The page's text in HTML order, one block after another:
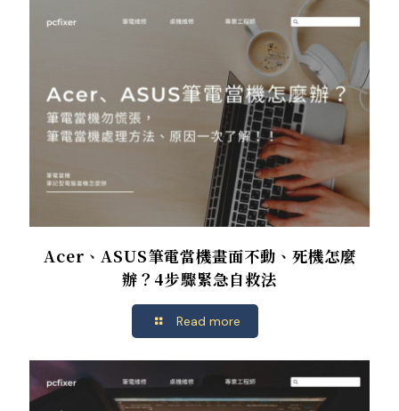
Acer、ASUS筆電當機畫面不動、死機怎麼
辦？4步驟緊急自救法
Read more